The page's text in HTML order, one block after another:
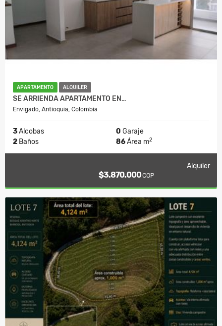
APARTAMENTO ALQUILER
SE ARRIENDA APARTAMENTO EN…
Envigado, Antioquia, Colombia
3Alcobas 0 Garaje
2 Baños 86Área m2
Alquiler
$3.870.000COP